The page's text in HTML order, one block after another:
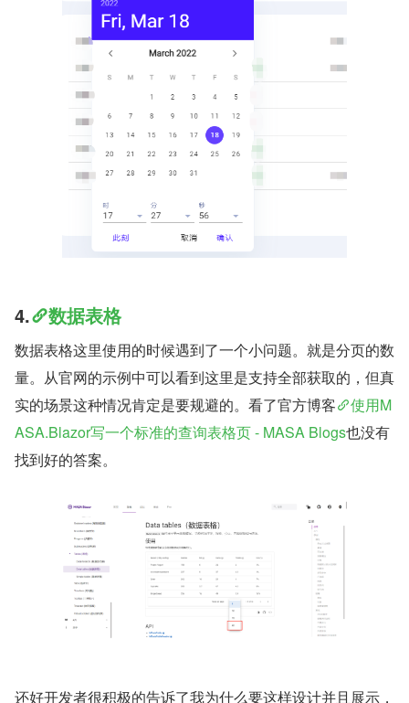
4. 数据表格
数据表格这里使用的时候遇到了一个小问题。就是分页的数
量。从官网的示例中可以看到这里是支持全部获取的，但真
实的场景这种情况肯定是要规避的。看了官方博客
使用M
ASA.Blazor写一个标准的查询表格页 - MASA Blogs也没有
找到好的答案。
还好开发者很积极的告诉了我为什么要这样设计并且展示，